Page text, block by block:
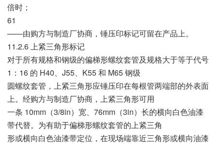
倍时；
61
——由购方与制造厂协商，锤压印标记可留在产品上。
11.2.6 上紧三角形标记
对于所有规格和钢级的偏梯形螺纹套管及规格大于等于代号
1：16 的 H40、J55、K55 和 M65 钢级
圆螺纹套管，上紧三角形应锤压印在每根管两端部的外表面
上。经购方与制造厂协商，上紧三角形可用
一条 10mm（3/8in）宽、76mm（3in）长的横向白色油漆
带代替。为有助于偏梯形螺纹套管的上紧三角
形或横向白色油漆带定位，在现场端靠近三角形或横向油漆